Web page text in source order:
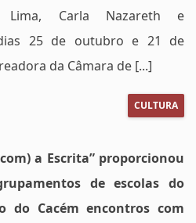
Lima, Carla Nazareth e
25 de outubro e 21 de
da Câmara de [...]
CULTURA
a Escrita” proporcionou
de escolas do
do Cacém encontros com